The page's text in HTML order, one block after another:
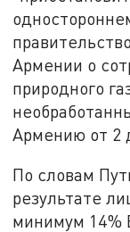
Армении о
природного
Армению от 2
По словам
результате
минимум 14%